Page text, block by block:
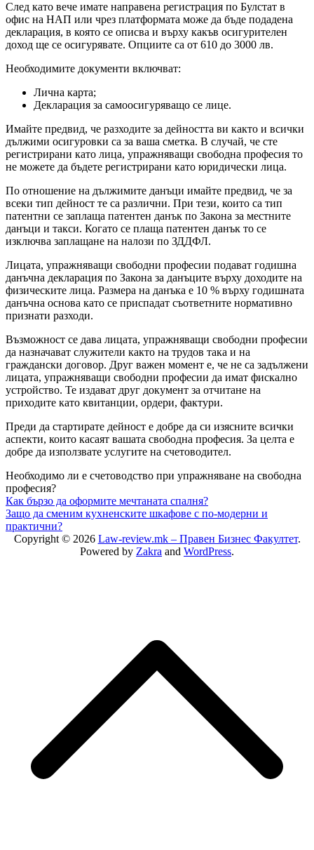
След като вече имате направена регистрация по Булстат в
офис на НАП или чрез платформата може да бъде подадена
декларация, в която се описва и върху какъв осигурителен
доход ще се осигурявате. Опциите са от 610 до 3000 лв.
Необходимите документи включват:
Лична карта;
Декларация за самоосигуряващо се лице.
Имайте предвид, че разходите за дейността ви както и всички
дължими осигуровки са за ваша сметка. В случай, че сте
регистрирани като лица, упражняващи свободна професия то
не можете да бъдете регистрирани като юридически лица.
По отношение на дължимите данъци имайте предвид, че за
всеки тип дейност те са различни. При тези, които са тип
патентни се заплаща патентен данък по Закона за местните
данъци и такси. Когато се плаща патентен данък то се
изключва заплащане на налози по ЗДДФЛ.
Лицата, упражняващи свободни професии подават годишна
данъчна декларация по Закона за данъците върху доходите на
физическите лица. Размера на данъка е 10 % върху годишната
данъчна основа като се приспадат съответните нормативно
признати разходи.
Възможност се дава лицата, упражняващи свободни професии
да назначават служители както на трудов така и на
граждански договор. Друг важен момент е, че не са задължени
лицата, упражняващи свободни професии да имат фискално
устройство. Те издават друг документ за отчитане на
приходите като квитанции, ордери, фактури.
Преди да стартирате дейност е добре да си изясните всички
аспекти, които касаят вашата свободна професия. За целта е
добре да използвате услугите на счетоводител.
Необходимо ли е счетоводство при упражняване на свободна
професия?
Post
navigation
Как бързо да оформите мечтаната спалня?
Защо да сменим кухненските шкафове с по-модерни и
практични?
Copyright © 2026 Law-review.mk – Правен Бизнес Факултет.
Powered by Zakra and WordPress.